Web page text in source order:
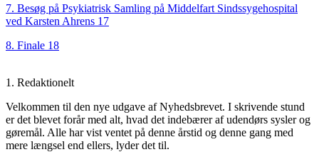
7. Besøg på Psykiatrisk Samling på Middelfart Sindssygehospital
ved Karsten Ahrens 17
8. Finale 18
1. Redaktionelt
Velkommen til den nye udgave af Nyhedsbrevet. I skrivende stund
er det blevet forår med alt, hvad det indebærer af udendørs sysler og
gøremål. Alle har vist ventet på denne årstid og denne gang med
mere længsel end ellers, lyder det til.